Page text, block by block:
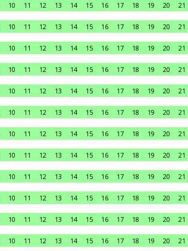
10 11 12 13 14 15 16 17 18 19 20 21
10 11 12 13 14 15 16 17 18 19 20 21
10 11 12 13 14 15 16 17 18 19 20 21
10 11 12 13 14 15 16 17 18 19 20 21
10 11 12 13 14 15 16 17 18 19 20 21
10 11 12 13 14 15 16 17 18 19 20 21
10 11 12 13 14 15 16 17 18 19 20 21
10 11 12 13 14 15 16 17 18 19 20 21
10 11 12 13 14 15 16 17 18 19 20 21
10 11 12 13 14 15 16 17 18 19 20 21
10 11 12 13 14 15 16 17 18 19 20 21
10 11 12 13 14 15 16 17 18 19 20 21